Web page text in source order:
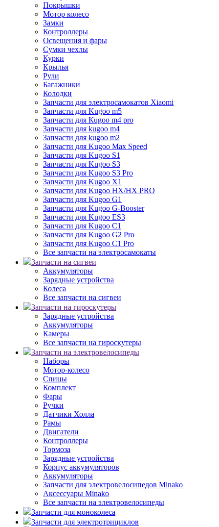
Покрышки
Мотор колесо
Замки
Контроллеры
Освещения и фары
Сумки чехлы
Курки
Крылья
Рули
Багажники
Колодки
Запчасти для электросамокатов Xiaomi
Запчасти для Kugoo m5
Запчасти для Кugoo m4 pro
Запчасти для kugoo m4
Запчасти для kugoo m2
Запчасти для Kugoo Max Speed
Запчасти для Kugoo S1
Запчасти для Kugoo S3
Запчасти для Kugoo S3 Pro
Запчасти для Kugoo X1
Запчасти для Kugoo HX/HX PRO
Запчасти для Kugoo G1
Запчасти для Kugoo G-Booster
Запчасти для Kugoo ES3
Запчасти для Kugoo C1
Запчасти для Kugoo G2 Pro
Запчасти для Kugoo C1 Pro
Все запчасти на электросамокаты
Запчасти на сигвеи
Аккумуляторы
Зарядные устройства
Колеса
Все запчасти на сигвеи
Запчасти на гироскутеры
Зарядные устройства
Аккумуляторы
Камеры
Все запчасти на гироскутеры
Запчасти на электровелосипеды
Наборы
Мотор-колесо
Спицы
Комплект
Фары
Ручки
Датчики Холла
Рамы
Двигатели
Контроллеры
Тормоза
Зарядные устройства
Корпус аккумуляторов
Аккумуляторы
Запчасти для электровелосипедов Minako
Аксессуары Minako
Все запчасти на электровелосипеды
Запчасти для моноколеса
Запчасти для электротрициклов